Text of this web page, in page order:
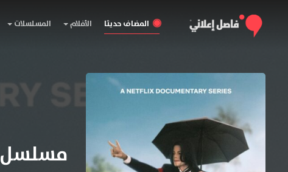
المضاف حديثا الأفلام المسلسلات
مسلسل Michael Jackson: The Verdict الموسم الاول